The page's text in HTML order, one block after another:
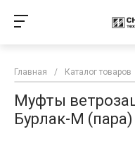
Главная / Каталог товаров
Муфты
Бурлак-М (пара)